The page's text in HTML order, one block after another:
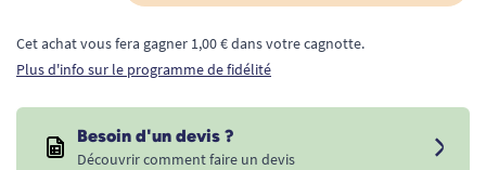
Cet achat vous fera gagner 1,00 € dans votre cagnotte.
Plus d'info sur le programme de fidélité
Besoin d'un devis ?
Découvrir comment faire un devis